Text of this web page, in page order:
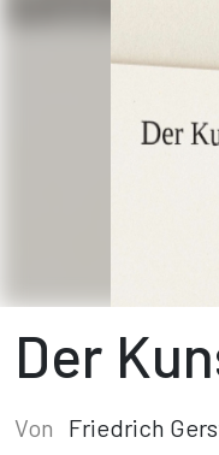
Der
Von Friedrich